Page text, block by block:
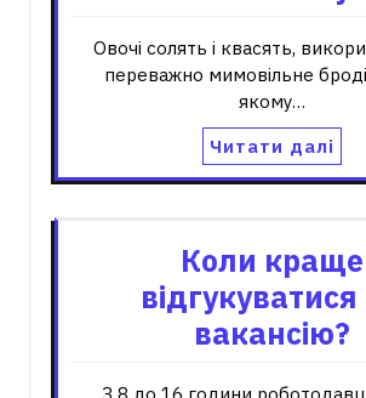
Овочі солять і квасять,
переважно мимовільне
якому…
Читати далі
Коли краще
вакансію?